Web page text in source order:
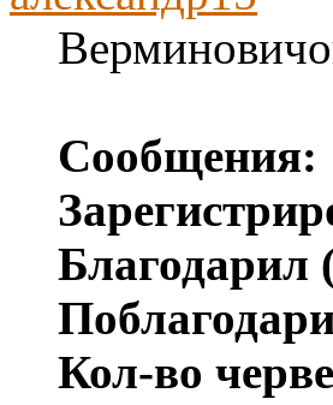
Сообщения:
Благодарил
Кол-во